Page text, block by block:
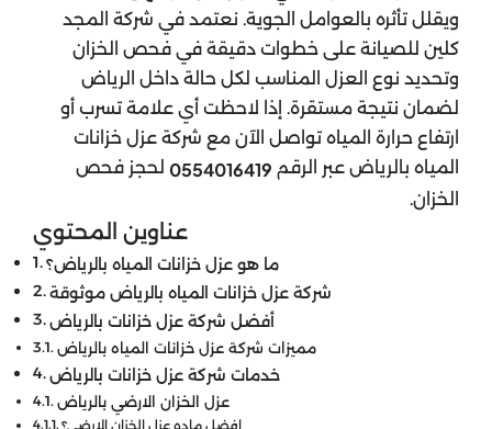
ويقلل تأثره بالعوامل الجوية. نعتمد في شركة المجد
كلين للصيانة على خطوات دقيقة في فحص الخزان
وتحديد نوع العزل المناسب لكل حالة داخل الرياض
لضمان نتيجة مستقرة. إذا لاحظت أي علامة تسرب أو
ارتفاع حرارة المياه تواصل الآن مع شركة عزل خزانات
المياه بالرياض​ عبر الرقم 0554016419 لحجز فحص
الخزان.
عناوين المحتوي
ما هو عزل خزانات المياه بالرياض​؟
شركة عزل خزانات المياه بالرياض موثوقة
أفضل شركة عزل خزانات بالرياض
مميزات شركة عزل خزانات المياه بالرياض​
خدمات شركة عزل خزانات بالرياض
عزل الخزان الارضي بالرياض
افضل ماده عزل الخزان الارضي؟